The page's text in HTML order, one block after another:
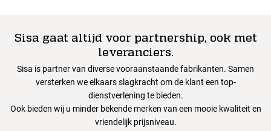
Sisa gaat altijd voor partnership, ook met
leveranciers.
Sisa is partner van diverse vooraanstaande fabrikanten. Samen
versterken we elkaars slagkracht om de klant een top-
dienstverlening te bieden.
Ook bieden wij u minder bekende merken van een mooie kwaliteit en
vriendelijk prijsniveau.